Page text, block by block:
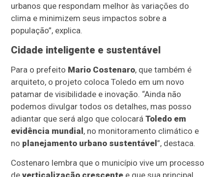
urbanos que respondam melhor às variações do
clima e minimizem seus impactos sobre a
população”, explica.
Cidade inteligente e sustentável
Para o prefeito Mario Costenaro, que também é
arquiteto, o projeto coloca Toledo em um novo
patamar de visibilidade e inovação. “Ainda não
podemos divulgar todos os detalhes, mas posso
adiantar que será algo que colocaráToledo em
evidência mundial, no monitoramento climático e
no planejamento urbano sustentável”, destaca.
Costenaro lembra que o município vive um processo
deverticalização crescente e que sua principal